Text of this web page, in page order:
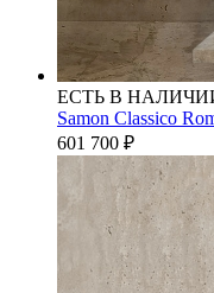
ЕСТЬ В
Samon Classico
601 700 ₽